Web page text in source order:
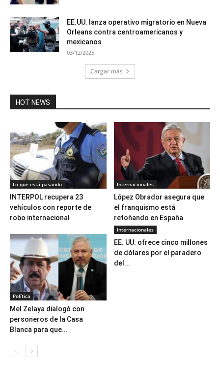
EE.UU. lanza operativo migratorio en Nueva
Orleans contra centroamericanos y
mexicanos
03/12/2025
Cargar más
HOT NEWS
Lo que está pasando
INTERPOL recupera 23
vehículos con reporte de
robo internacional
Internacionales
López Obrador asegura que
el franquismo está
retoñando en España
Política
Mel Zelaya dialogó con
personeros de la Casa
Blanca para que...
Internacionales
EE. UU. ofrece cinco millones
de dólares por el paradero
del...